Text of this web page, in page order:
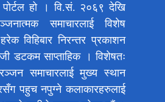
हो । वि.सं. २०६९ देखि
समाचारलाई विशेष
विहिबार निरन्तर प्रकाशन
डटकम साप्ताहिक । विशेषतः
समाचारलाई मुख्य स्थान
पहुच नपुग्ने कलाकारहरुलाई